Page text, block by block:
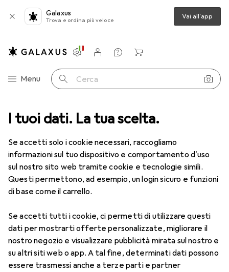
I tuoi dati. La tua scelta.
Se accetti solo i cookie necessari, raccogliamo
informazioni sul tuo dispositivo e comportamento d'uso
sul nostro sito web tramite cookie e tecnologie simili.
Questi permettono, ad esempio, un login sicuro e funzioni
di base come il carrello.
Se accetti tutti i cookie, ci permetti di utilizzare questi
dati per mostrarti offerte personalizzate, migliorare il
nostro negozio e visualizzare pubblicità mirata sul nostro e
su altri siti web o app. A tal fine, determinati dati possono
essere trasmessi anche a terze parti e partner
Galaxus
Trova e ordina più veloce Vai all'app
Categoria Navigazione
Menu Cerca
Impostazioni
Conto cliente
Liste di confronto
Liste dei desideri
Carrello
Lenti a contatto Air Optix plus HydraGlyde for Astigmatism
1 Immagine
Air Optix plus HydraGlyde for
-8, Obiettivo mensile, 6 pz., Torico
Prezzo in EUR IVA incl.
EUR
52,90 EUR
8,82/1pz.